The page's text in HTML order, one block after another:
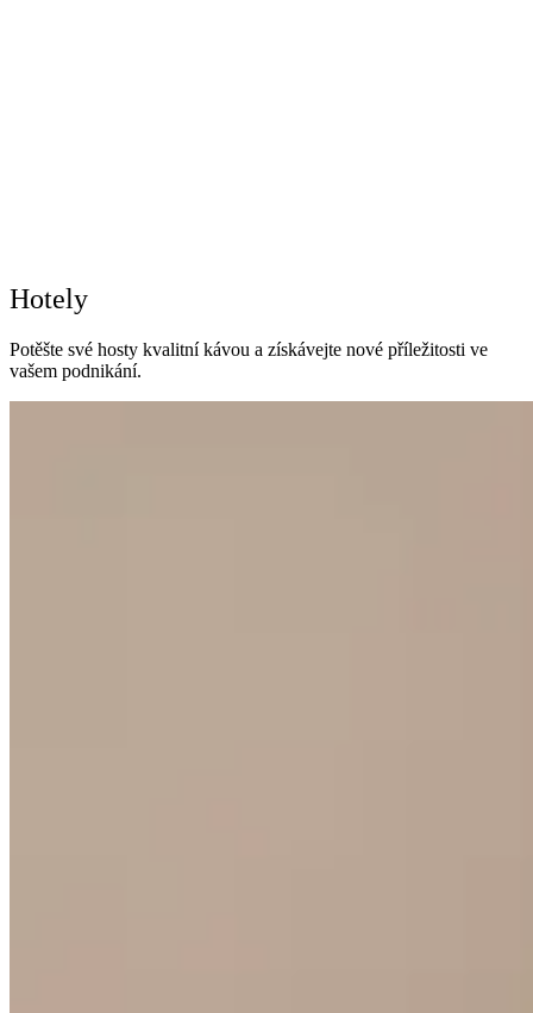
Hotely
Potěšte své hosty kvalitní kávou a získávejte nové příležitosti ve
vašem podnikání.